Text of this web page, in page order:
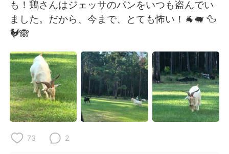
Türkçe Tiếng Việt
も！鶏さんはジェッサのパンをいつも盗んでい
ました。だから、今まで、とても怖い！🐐🐖 🦆
🐓🙈
73 2